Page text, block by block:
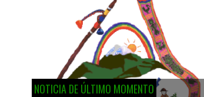
NOTICIA DE ÚLTIMO MOMENTO